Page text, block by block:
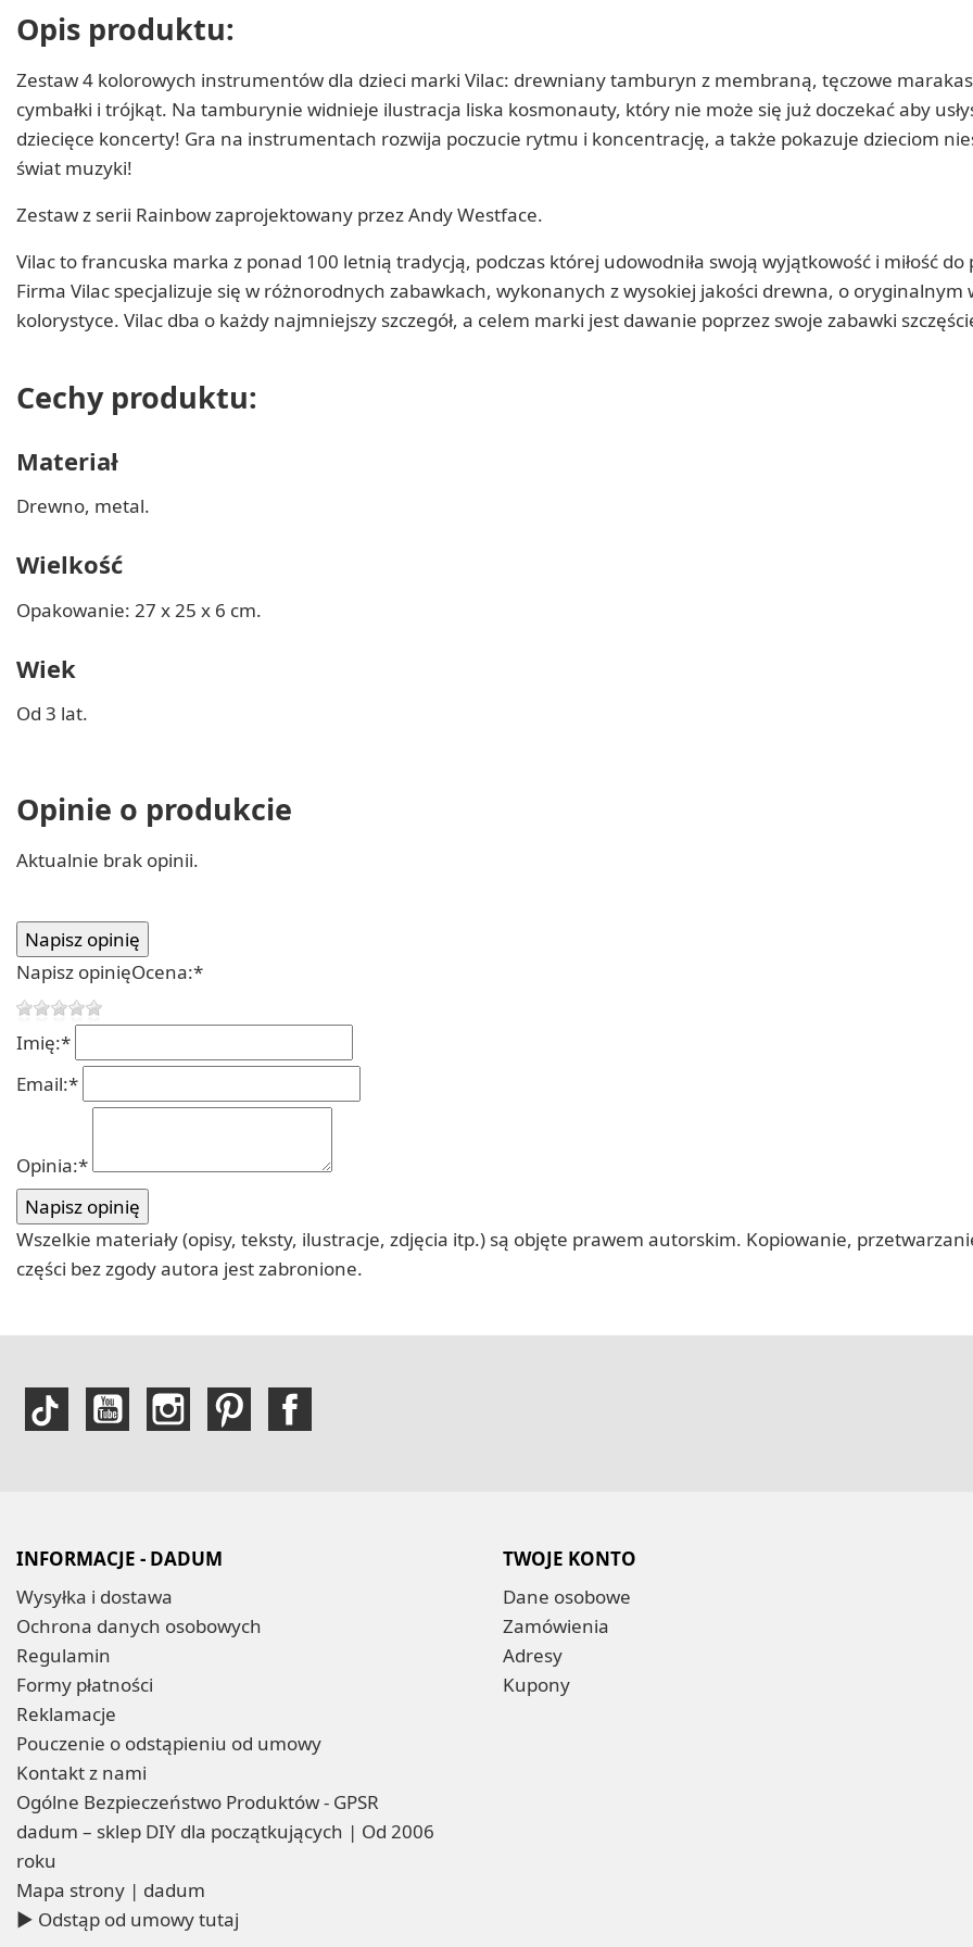
Opis produktu:
Zestaw 4 kolorowych instrumentów dla dzieci marki Vilac: drewniany tamburyn z membraną, tęczowe
cymbałki i trójkąt. Na tamburynie widnieje ilustracja liska kosmonauty, który nie może się już doczekać aby
dziecięce koncerty! Gra na instrumentach rozwija poczucie rytmu i koncentrację, a także pokazuje dzieciom
świat muzyki!
Zestaw z serii Rainbow zaprojektowany przez Andy Westface.
Vilac to francuska marka z ponad 100 letnią tradycją, podczas której udowodniła swoją wyjątkowość i miłość do
Firma Vilac specjalizuje się w różnorodnych zabawkach, wykonanych z wysokiej jakości drewna, o oryginalnym
kolorystyce. Vilac dba o każdy najmniejszy szczegół, a celem marki jest dawanie poprzez swoje zabawki
Cechy produktu:
Materiał
Drewno, metal.
Wielkość
Opakowanie: 27 x 25 x 6 cm.
Wiek
Od 3 lat.
Opinie o produkcie
Aktualnie brak opinii.
Napisz opinięOcena:*
Imię:*
Email:*
Opinia:*
Wszelkie materiały (opisy, teksty, ilustracje, zdjęcia itp.) są objęte prawem autorskim. Kopiowanie,
części bez zgody autora jest zabronione.
INFORMACJE - DADUM
Wysyłka i dostawa
Ochrona danych osobowych
Regulamin
Formy płatności
Reklamacje
Pouczenie o odstąpieniu od umowy
Kontakt z nami
Ogólne Bezpieczeństwo Produktów - GPSR
dadum – sklep DIY dla początkujących | Od 2006
roku
Mapa strony | dadum
▶ Odstąp od umowy tutaj
TWOJE KONTO
Dane osobowe
Zamówienia
Adresy
Kupony